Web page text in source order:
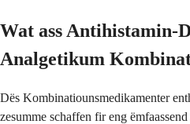
Wat ass Antihistamin-
Analgetikum
Dës Kombinatiounsmedikamenter
zesumme schaffen fir eng